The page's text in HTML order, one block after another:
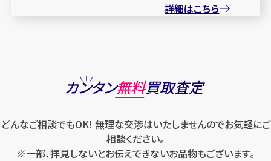
詳細はこちら
カンタン無料買取査定
どんなご相談でもOK! 無理な交渉はいたしませんのでお気軽にご
相談ください。
※一部、拝見しないとお伝えできないお品物もございます。